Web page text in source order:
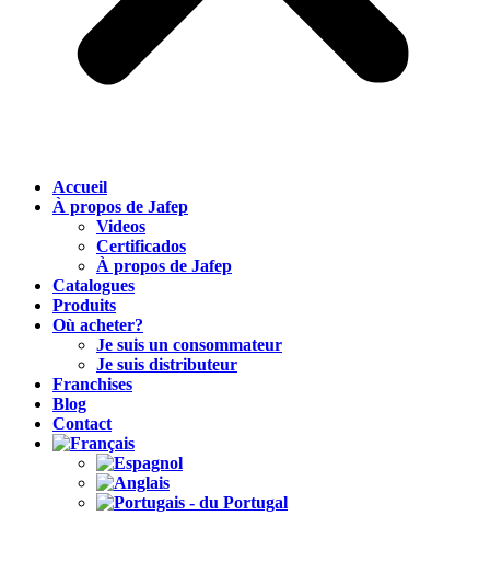
Accueil
À propos de Jafep
Videos
Certificados
À propos de Jafep
Catalogues
Produits
Où acheter?
Je suis un consommateur
Je suis distributeur
Franchises
Blog
Contact